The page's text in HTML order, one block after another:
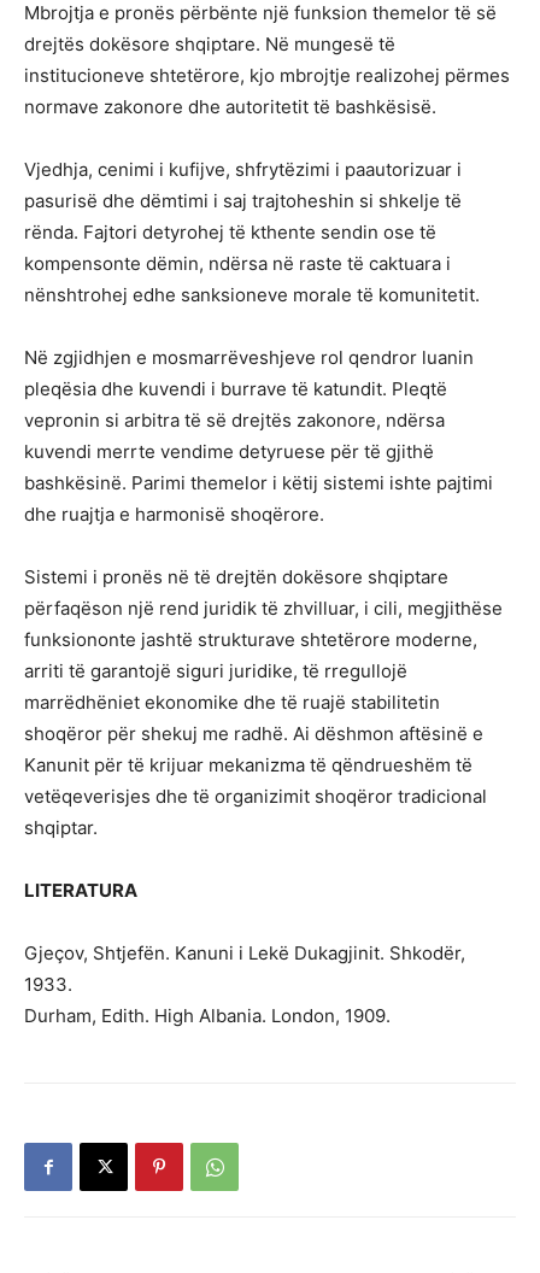
Mbrojtja e pronës përbënte një funksion themelor të së
drejtës dokësore shqiptare. Në mungesë të
institucioneve shtetërore, kjo mbrojtje realizohej përmes
normave zakonore dhe autoritetit të bashkësisë.
Vjedhja, cenimi i kufijve, shfrytëzimi i paautorizuar i
pasurisë dhe dëmtimi i saj trajtoheshin si shkelje të
rënda. Fajtori detyrohej të kthente sendin ose të
kompensonte dëmin, ndërsa në raste të caktuara i
nënshtrohej edhe sanksioneve morale të komunitetit.
Në zgjidhjen e mosmarrëveshjeve rol qendror luanin
pleqësia dhe kuvendi i burrave të katundit. Pleqtë
vepronin si arbitra të së drejtës zakonore, ndërsa
kuvendi merrte vendime detyruese për të gjithë
bashkësinë. Parimi themelor i këtij sistemi ishte pajtimi
dhe ruajtja e harmonisë shoqërore.
Sistemi i pronës në të drejtën dokësore shqiptare
përfaqëson një rend juridik të zhvilluar, i cili, megjithëse
funksiononte jashtë strukturave shtetërore moderne,
arriti të garantojë siguri juridike, të rregullojë
marrëdhëniet ekonomike dhe të ruajë stabilitetin
shoqëror për shekuj me radhë. Ai dëshmon aftësinë e
Kanunit për të krijuar mekanizma të qëndrueshëm të
vetëqeverisjes dhe të organizimit shoqëror tradicional
shqiptar.
LITERATURA
Gjeçov, Shtjefën. Kanuni i Lekë Dukagjinit. Shkodër,
1933.
Durham, Edith. High Albania. London, 1909.